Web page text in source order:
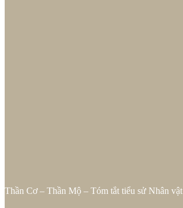
Thần Cơ – Thần Mộ – Tóm tắt tiểu sử Nhân vật